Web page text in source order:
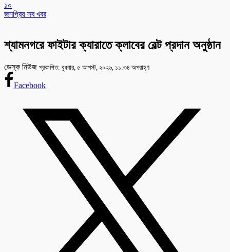
১০
জনপ্রিয় সব খবর
শ্যামনগরে ফাইটার ক্যারাতে ক্লাবের বেল্ট প্রদান অনুষ্ঠান
ডেস্ক নিউজ প্রকাশিত: বুধবার, ৫ আগস্ট, ২০২৬, ১১:৩৪ অপরাহ্ণ
Facebook